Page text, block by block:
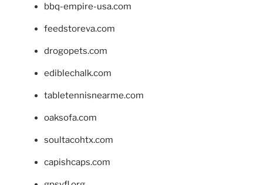
bbq-empire-usa.com
feedstoreva.com
drogopets.com
ediblechalk.com
tabletennisnearme.com
oaksofa.com
soultacohtx.com
capishcaps.com